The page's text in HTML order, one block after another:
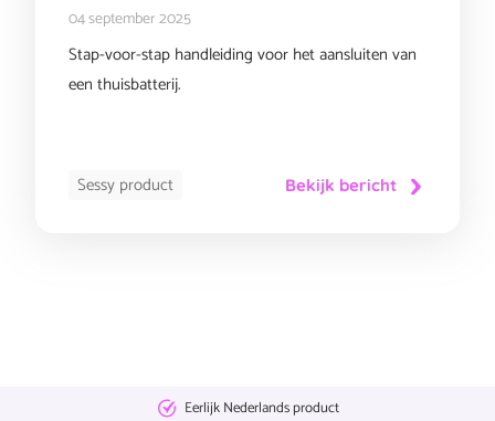
04 september 2025
Stap-voor-stap handleiding voor het aansluiten van
een thuisbatterij.
Sessy product Bekijk bericht
Eerlijk Nederlands product